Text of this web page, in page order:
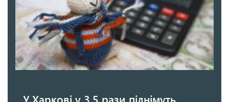
У Харкові у 3,5 рази піднімуть